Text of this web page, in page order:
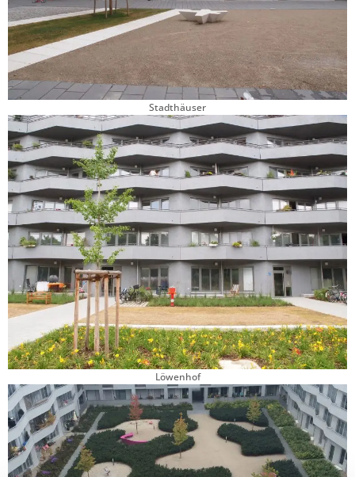
Stadthäuser
Löwenhof